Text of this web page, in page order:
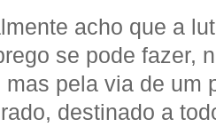
acho que a
se pode fazer,
mas pela via de um
destinado a